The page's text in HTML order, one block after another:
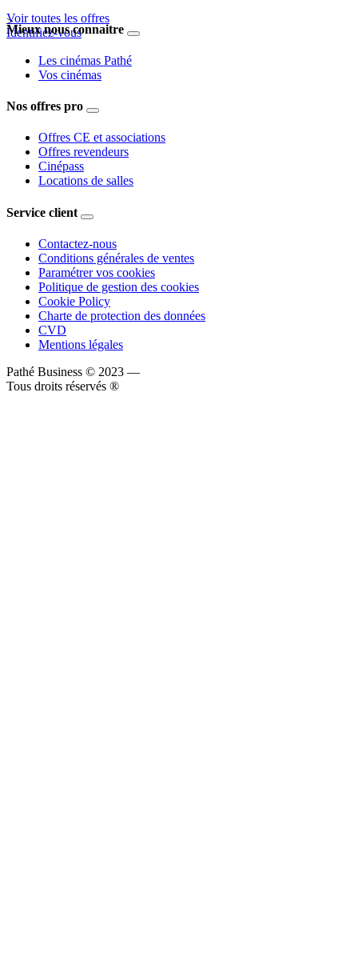
Voir toutes les offres
Identifiez-vous
>
Mieux nous connaitre
Les cinémas Pathé
Vos cinémas
Nos offres pro
Offres CE et associations
Offres revendeurs
Cinépass
Locations de salles
Service client
Contactez-nous
Conditions générales de ventes
Paramétrer vos cookies
Politique de gestion des cookies
Cookie Policy
Charte de protection des données
CVD
Mentions légales
Pathé Business © 2023 —
Tous droits réservés ®